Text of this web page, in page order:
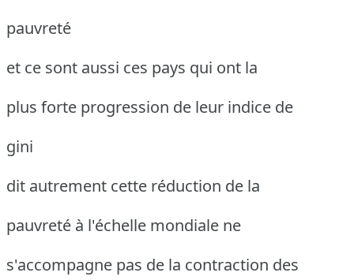
pauvreté
et ce sont aussi ces pays qui ont la
plus forte progression de leur indice de
gini
dit autrement cette réduction de la
pauvreté à l'échelle mondiale ne
s'accompagne pas de la contraction des